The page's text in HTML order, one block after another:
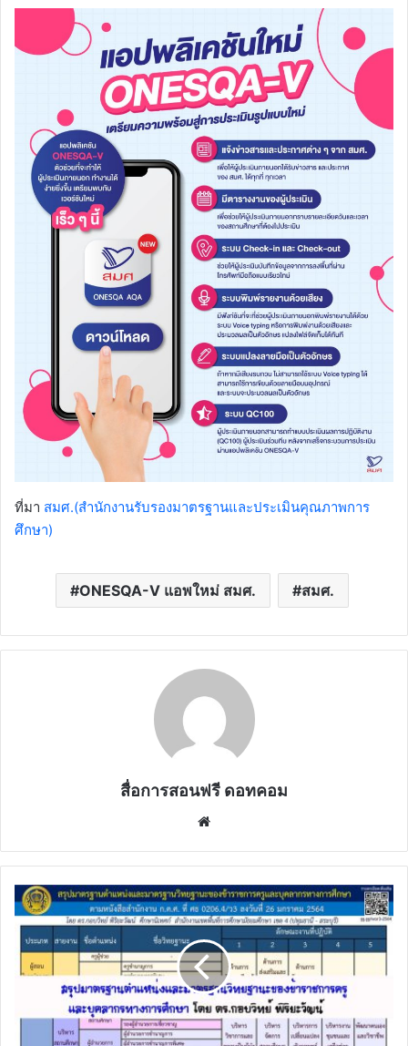
ที่มา สมศ.(สำนักงานรับรองมาตรฐานและประเมินคุณภาพการ
ศึกษา)
ONESQA-V แอพใหม่ สมศ. สมศ.
สื่อการสอนฟรี ดอทคอม
สรุป
มาตรฐาน
ตำแหน่ง
และ
มาตรฐาน
วิทยฐานะ
ข้าราชการ